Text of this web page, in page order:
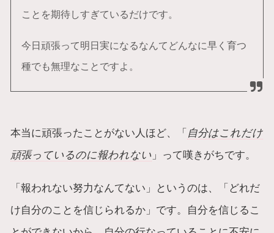
ことを期待しすぎているだけです。
今日頑張って明日実になるなんてどんなに早く育つ
種でも無理なことですよ。
本当に頑張ったことがない人ほど、「 自分はこれだけ
頑張っているのに報われない 」って嘆きがちです。
「報われない努力なんてない」というのは、「どれだ
け自分のことを信じられるか」です。自分を信じるこ